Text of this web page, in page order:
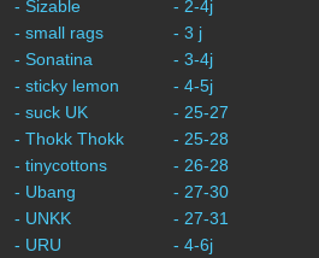
- Sizable
- small rags
- Sonatina
- sticky lemon
- suck UK
- Thokk Thokk
- tinycottons
- Ubang
- UNKK
- URU
- 2-4j
- 3 j
- 3-4j
- 4-5j
- 25-27
- 25-28
- 26-28
- 27-30
- 27-31
- 4-6j